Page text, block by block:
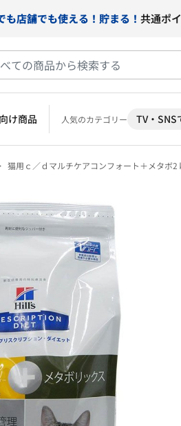
も店舗でも使える！貯まる！ 共通ポ
け商品 人気のカテゴリー TV・SNS
猫用ｃ／ｄマルチケアコンフォート＋メタボ2